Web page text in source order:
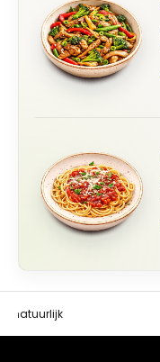
natuurlijk